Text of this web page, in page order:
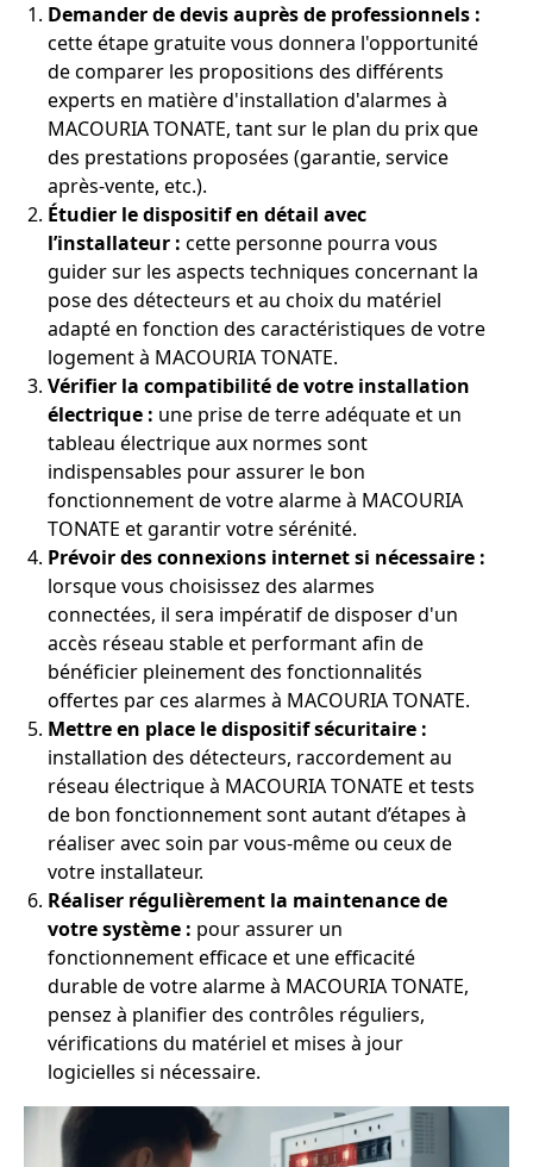
Demander de devis auprès de professionnels :
cette étape gratuite vous donnera l'opportunité
de comparer les propositions des différents
experts en matière d'installation d'alarmes à
MACOURIA TONATE, tant sur le plan du prix que
des prestations proposées (garantie, service
après-vente, etc.).
Étudier le dispositif en détail avec
l’installateur : cette personne pourra vous
guider sur les aspects techniques concernant la
pose des détecteurs et au choix du matériel
adapté en fonction des caractéristiques de votre
logement à MACOURIA TONATE.
Vérifier la compatibilité de votre installation
électrique : une prise de terre adéquate et un
tableau électrique aux normes sont
indispensables pour assurer le bon
fonctionnement de votre alarme à MACOURIA
TONATE et garantir votre sérénité.
Prévoir des connexions internet si nécessaire :
lorsque vous choisissez des alarmes
connectées, il sera impératif de disposer d'un
accès réseau stable et performant afin de
bénéficier pleinement des fonctionnalités
offertes par ces alarmes à MACOURIA TONATE.
Mettre en place le dispositif sécuritaire :
installation des détecteurs, raccordement au
réseau électrique à MACOURIA TONATE et tests
de bon fonctionnement sont autant d’étapes à
réaliser avec soin par vous-même ou ceux de
votre installateur.
Réaliser régulièrement la maintenance de
votre système : pour assurer un
fonctionnement efficace et une efficacité
durable de votre alarme à MACOURIA TONATE,
pensez à planifier des contrôles réguliers,
vérifications du matériel et mises à jour
logicielles si nécessaire.